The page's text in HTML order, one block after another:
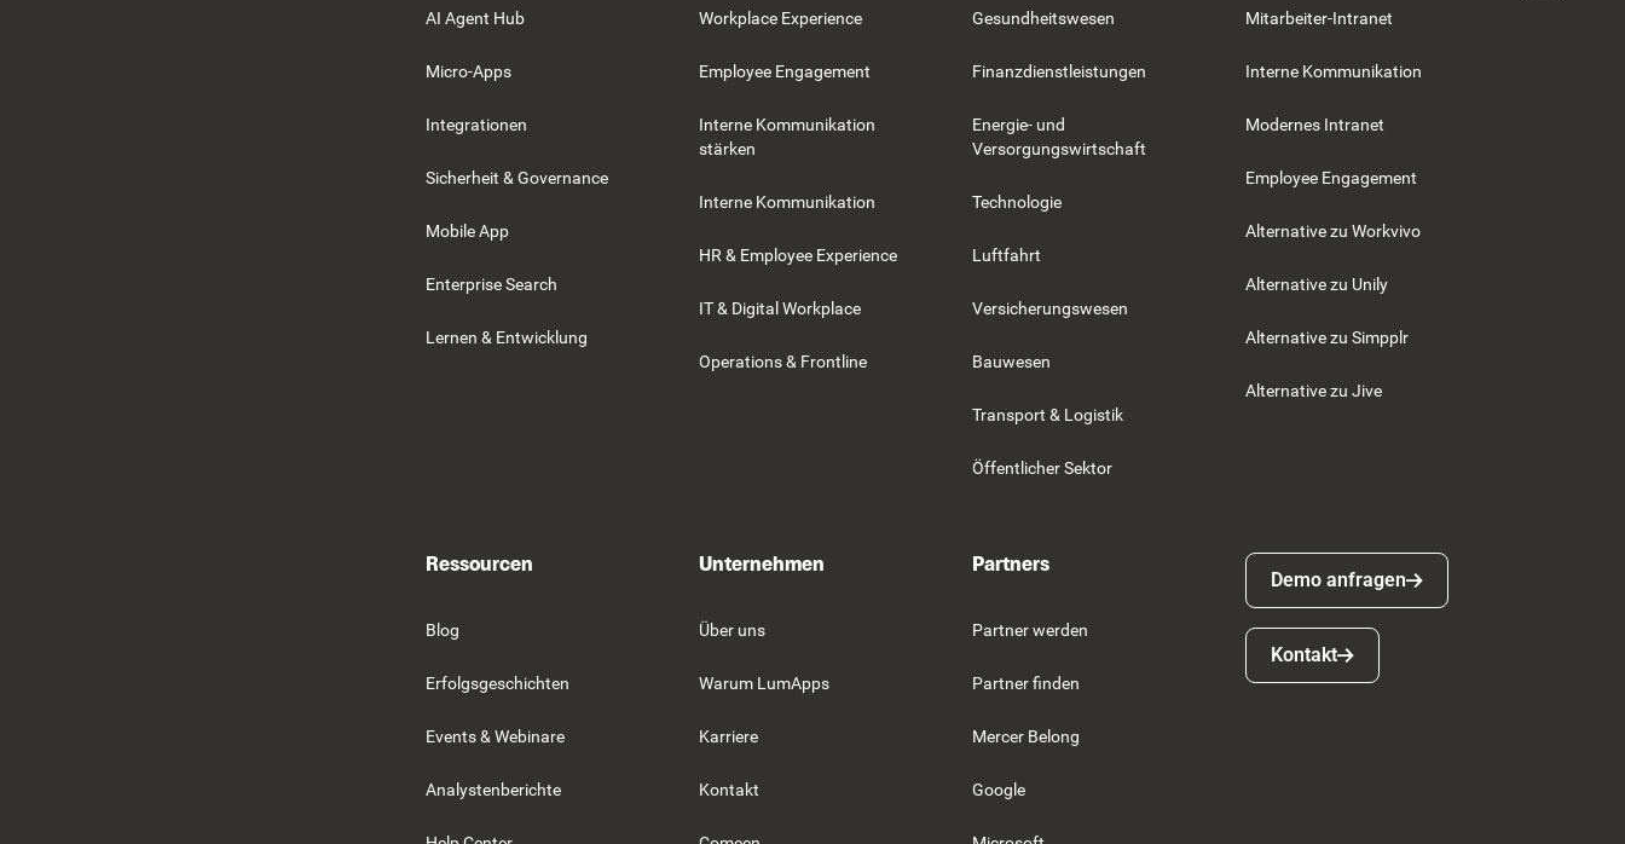
AI Agent Hub
Micro-Apps
Integrationen
Sicherheit & Governance
Mobile App
Enterprise Search
Lernen & Entwicklung
Workplace Experience
Employee Engagement
Interne Kommunikation
stärken
Interne Kommunikation
HR & Employee Experience
IT & Digital Workplace
Operations & Frontline
Gesundheitswesen
Finanzdienstleistungen
Energie- und
Versorgungswirtschaft
Technologie
Luftfahrt
Versicherungswesen
Bauwesen
Transport & Logistik
Öffentlicher Sektor
Mitarbeiter-Intranet
Interne Kommunikation
Modernes Intranet
Employee Engagement
Alternative zu Workvivo
Alternative zu Unily
Alternative zu Simpplr
Alternative zu Jive
Ressourcen
Blog
Erfolgsgeschichten
Events & Webinare
Analystenberichte
Unternehmen
Über uns
Warum LumApps
Karriere
Kontakt
Partners
Partner werden
Partner finden
Mercer Belong
Google
Demo anfragen
Demo anfragen
Kontakt
Kontakt